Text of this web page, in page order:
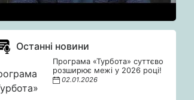
Останні новини
Програма «Турбота» суттєво
розширює межі у 2026 році!
02.01.2026